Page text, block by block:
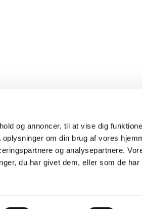
og annoncer, til at vise dig
om din brug af vores
og analysepartnere.
du har givet dem, eller som de